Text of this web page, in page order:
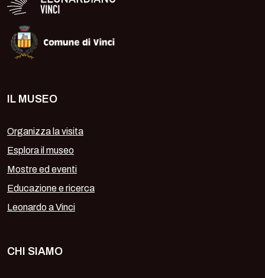
IL MUSEO
Organizza la visita
Esplora il museo
Mostre ed eventi
Educazione e ricerca
Leonardo a Vinci
CHI SIAMO